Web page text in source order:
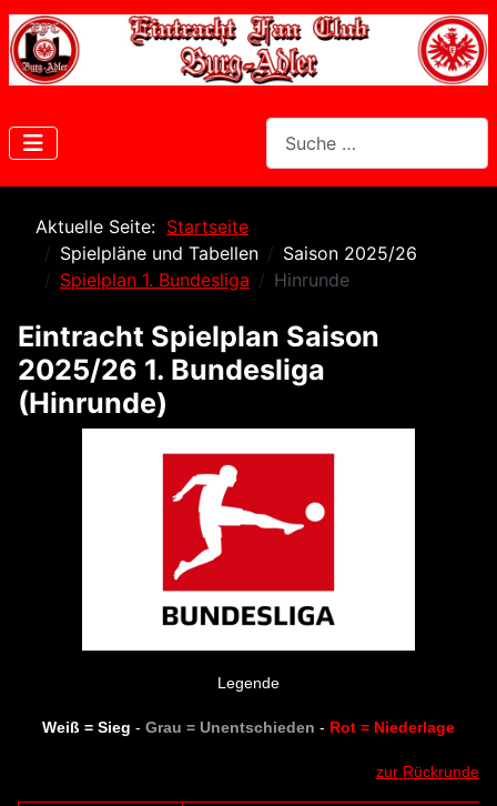
Aktuelle Seite: Startseite
Spielpläne und Tabellen
Saison 2025/26
Spielplan 1. Bundesliga
Hinrunde
Eintracht Spielplan Saison
2025/26 1. Bundesliga
(Hinrunde)
Legende
Weiß = Sieg - Grau = Unentschieden - Rot = Niederlage
zur Rückrunde